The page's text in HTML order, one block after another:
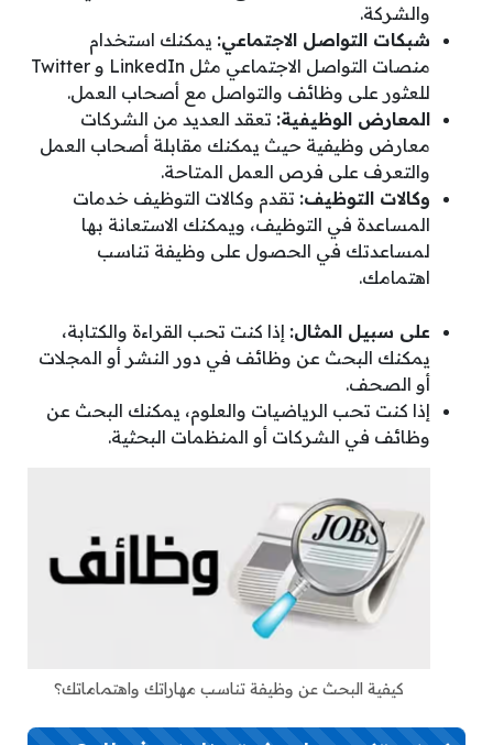
والشركة.
شبكات التواصل الاجتماعي: يمكنك استخدام
منصات التواصل الاجتماعي مثل LinkedIn و Twitter
للعثور على وظائف والتواصل مع أصحاب العمل.
المعارض الوظيفية: تعقد العديد من الشركات
معارض وظيفية حيث يمكنك مقابلة أصحاب العمل
والتعرف على فرص العمل المتاحة.
وكالات التوظيف: تقدم وكالات التوظيف خدمات
المساعدة في التوظيف، ويمكنك الاستعانة بها
لمساعدتك في الحصول على وظيفة تناسب
اهتمامك.
على سبيل المثال: إذا كنت تحب القراءة والكتابة،
يمكنك البحث عن وظائف في دور النشر أو المجلات
أو الصحف.
إذا كنت تحب الرياضيات والعلوم، يمكنك البحث عن
وظائف في الشركات أو المنظمات البحثية.
كيفية البحث عن وظيفة تناسب مهاراتك واهتماماتك؟